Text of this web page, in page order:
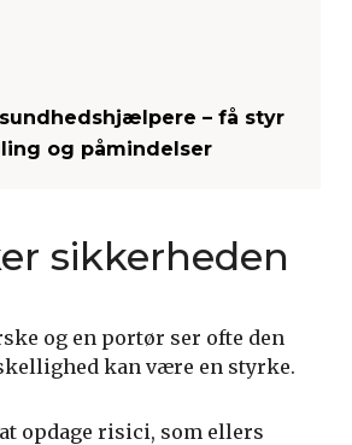
– få styr
og påmindelser
sikkerheden
og en portør ser ofte den
kan være en styrke.
opdage risici, som ellers